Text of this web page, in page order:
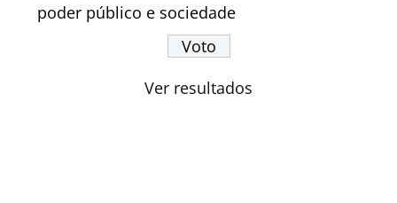
poder público e sociedade
Ver resultados